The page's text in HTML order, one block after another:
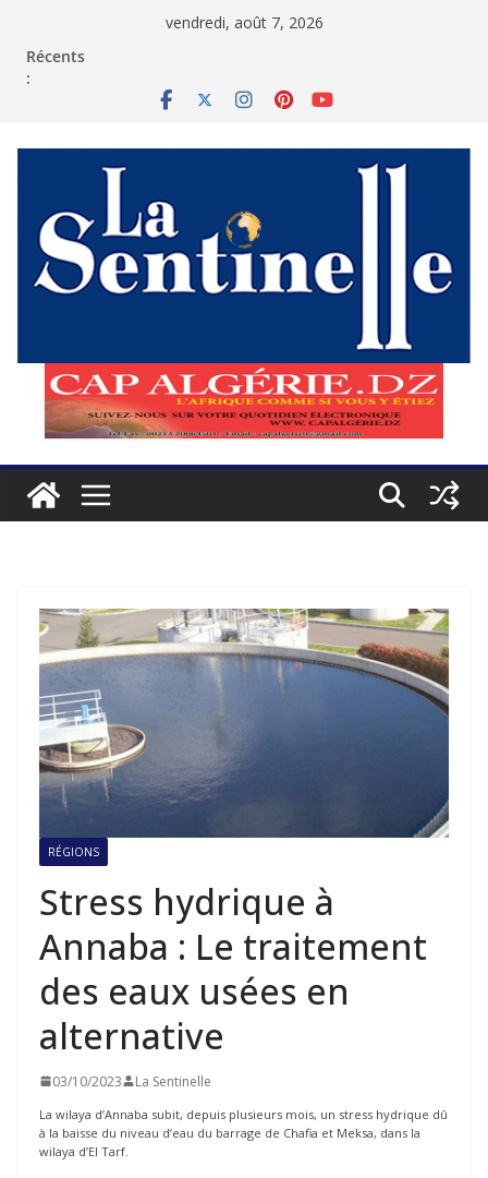
vendredi, août 7, 2026
Récents
:
RÉGIONS
Stress hydrique à
Annaba : Le traitement
des eaux usées en
alternative
03/10/2023 La Sentinelle
La wilaya d’Annaba subit, depuis plusieurs mois, un stress hydrique dû
à la baisse du niveau d’eau du barrage de Chafia et Meksa, dans la
wilaya d’El Tarf.